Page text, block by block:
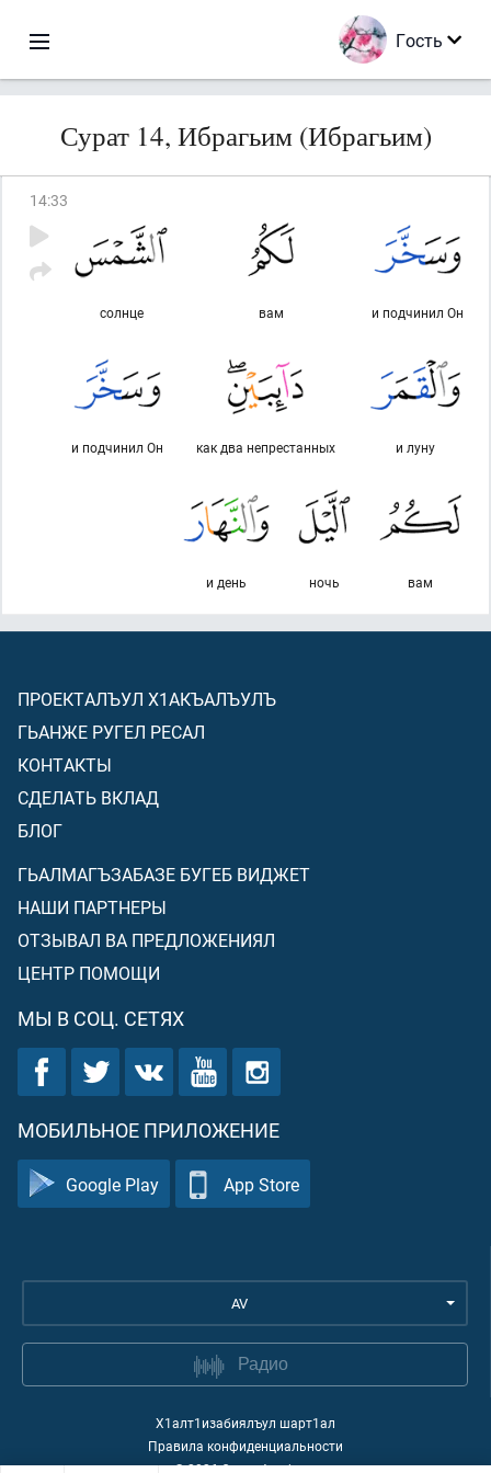
Гость
Сурат 14, Ибрагьим (Ибрагьим)
14:33
и подчинил Он
вам
солнце
и луну
как два непрестанных
и подчинил Он
вам
ночь
и день
ПРОЕКТАЛЪУЛ Х1АКЪАЛЪУЛЪ
ГЬАНЖЕ РУГЕЛ РЕСАЛ
КОНТАКТЫ
СДЕЛАТЬ ВКЛАД
БЛОГ
ГЬАЛМАГЪЗАБАЗЕ БУГЕБ ВИДЖЕТ
НАШИ ПАРТНЕРЫ
ОТЗЫВАЛ ВА ПРЕДЛОЖЕНИЯЛ
ЦЕНТР ПОМОЩИ
МЫ В СОЦ. СЕТЯХ
МОБИЛЬНОЕ ПРИЛОЖЕНИЕ
Google Play App Store
AV
Радио
Х1алт1изабиялъул шарт1ал
Правила конфиденциальности
©2026Quran Academy